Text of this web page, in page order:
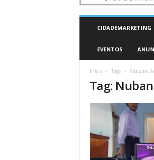
CIDADEMARKETING
EVENTOS
Início Tags Nubank
Tag: